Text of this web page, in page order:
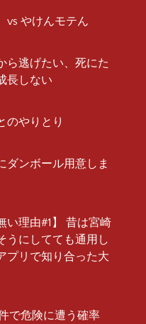
やけんモテん
ら逃げたい、死にた
長しない
のやりとり
ダンボール用意しま
い理由#1】 昔は宮崎
うにしてても通用し
プリで知り合った大
で危険に遭う確率